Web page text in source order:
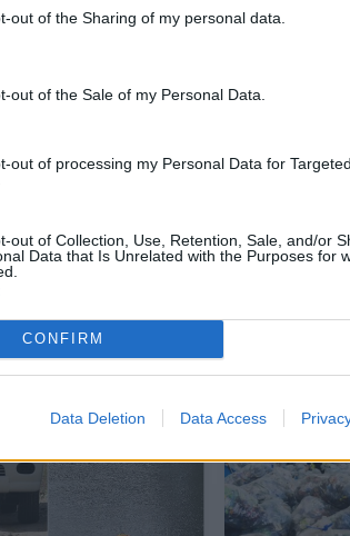
out of the Sharing of my personal data.
out of the Sale of my Personal Data.
out of processing my Personal Data for Targeted
out of Collection, Use, Retention, Sale, and/or
Data that Is Unrelated with the Purposes for
CONFIRM
Data Deletion Data Access
Miestelio gyventojai
vaizdu: sukūrė plastikinį sodą
3